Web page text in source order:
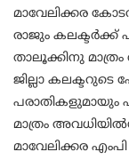
മാവേലിക്കര
രാജും കലക്ടർക്ക്
താലൂക്കിനു
ജില്ലാ
പരാതികളുമായും
മാത്രം
മാവേലിക്കര